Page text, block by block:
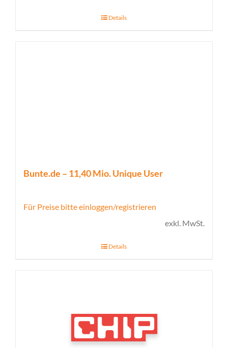
Details
Bunte.de – 11,40 Mio. Unique User
Für Preise bitte einloggen/registrieren
exkl. MwSt.
Details